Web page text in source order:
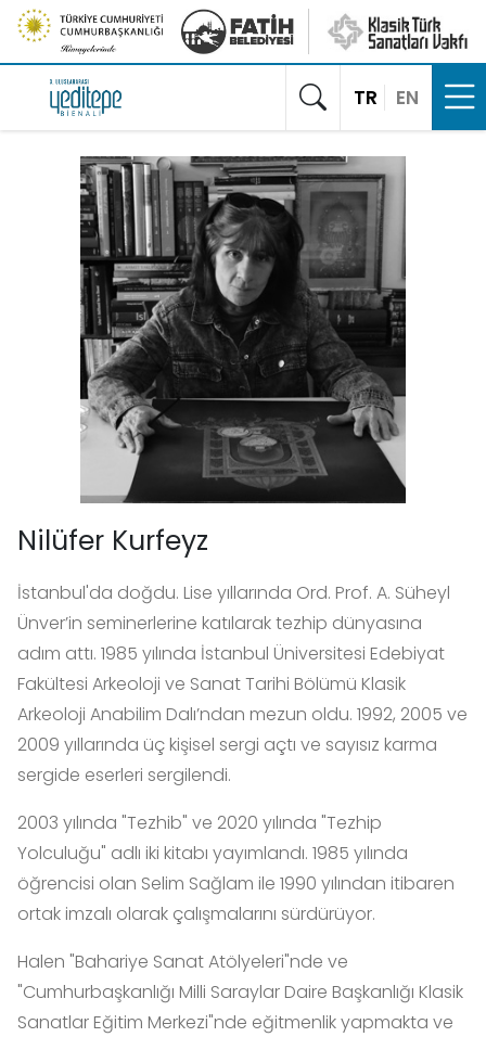
TR EN
Nilüfer Kurfeyz
İstanbul'da doğdu. Lise yıllarında Ord. Prof. A. Süheyl
Ünver’in seminerlerine katılarak tezhip dünyasına
adım attı. 1985 yılında İstanbul Üniversitesi Edebiyat
Fakültesi Arkeoloji ve Sanat Tarihi Bölümü Klasik
Arkeoloji Anabilim Dalı’ndan mezun oldu. 1992, 2005 ve
2009 yıllarında üç kişisel sergi açtı ve sayısız karma
sergide eserleri sergilendi.
2003 yılında "Tezhib" ve 2020 yılında "Tezhip
Yolculuğu" adlı iki kitabı yayımlandı. 1985 yılında
öğrencisi olan Selim Sağlam ile 1990 yılından itibaren
ortak imzalı olarak çalışmalarını sürdürüyor.
Halen "Bahariye Sanat Atölyeleri"nde ve
"Cumhurbaşkanlığı Milli Saraylar Daire Başkanlığı Klasik
Sanatlar Eğitim Merkezi"nde eğitmenlik yapmakta ve